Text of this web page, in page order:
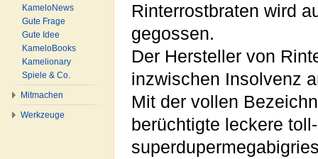
Rinterrostbraten wird
gegossen.
Der Hersteller von
inzwischen Insolvenz
Mit der vollen
berüchtigte leckere
KameloNews
Gute Frage
Gute Idee
KameloBooks
Kamelionary
Spiele & Co.
Mitmachen
Werkzeuge